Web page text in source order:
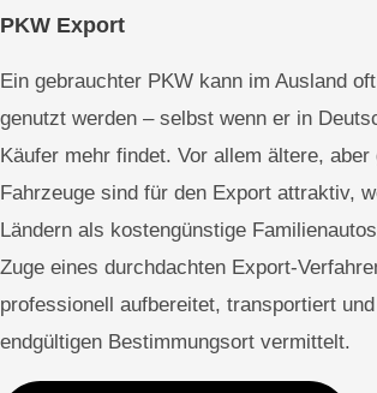
PKW Export
Ein gebrauchter PKW kann im Ausland
genutzt werden – selbst wenn er in
Käufer mehr findet. Vor allem ältere, aber
Fahrzeuge sind für den Export attraktiv,
Ländern als kostengünstige
Zuge eines durchdachten Export-
professionell aufbereitet, transportiert
endgültigen Bestimmungsort vermittelt.